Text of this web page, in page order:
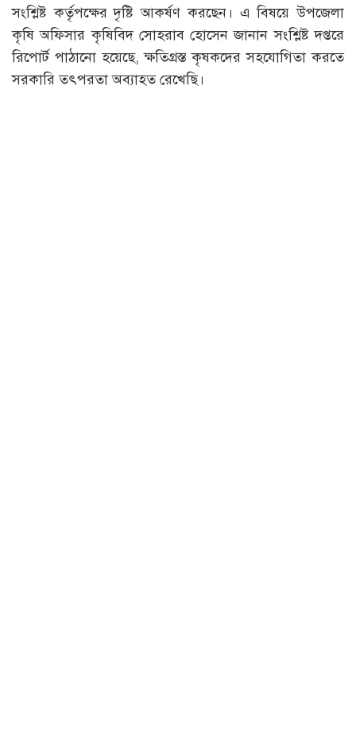
সংশ্লিষ্ট কর্তৃপক্ষের দৃষ্টি আকর্ষণ করছেন। এ বিষয়ে উপজেলা
কৃষি অফিসার কৃষিবিদ সোহরাব হোসেন জানান সংশ্লিষ্ট দপ্তরে
রিপোর্ট পাঠানো হয়েছে, ক্ষতিগ্রস্ত কৃষকদের সহযোগিতা করতে
সরকারি তৎপরতা অব্যাহত রেখেছি।